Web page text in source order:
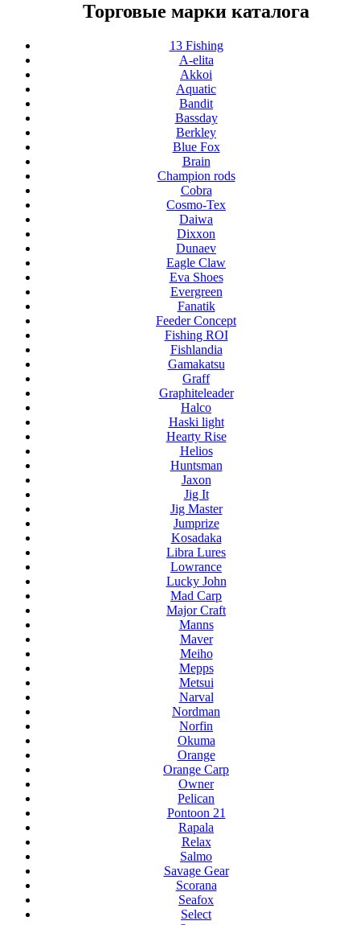
Торговые марки каталога
13 Fishing
A-elita
Akkoi
Aquatic
Bandit
Bassday
Berkley
Blue Fox
Brain
Champion rods
Cobra
Cosmo-Tex
Daiwa
Dixxon
Dunaev
Eagle Claw
Eva Shoes
Evergreen
Fanatik
Feeder Concept
Fishing ROI
Fishlandia
Gamakatsu
Graff
Graphiteleader
Halco
Haski light
Hearty Rise
Helios
Huntsman
Jaxon
Jig It
Jig Master
Jumprize
Kosadaka
Libra Lures
Lowrance
Lucky John
Mad Carp
Major Craft
Manns
Maver
Meiho
Mepps
Metsui
Narval
Nordman
Norfin
Okuma
Orange
Orange Carp
Owner
Pelican
Pontoon 21
Rapala
Relax
Salmo
Savage Gear
Scorana
Seafox
Select